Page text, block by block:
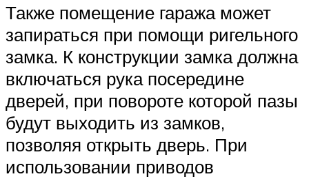
Также помещение гаража может
запираться при помощи ригельного
замка. К конструкции замка должна
включаться рука посередине
дверей, при повороте которой пазы
будут выходить из замков,
позволяя открыть дверь. При
использовании приводов